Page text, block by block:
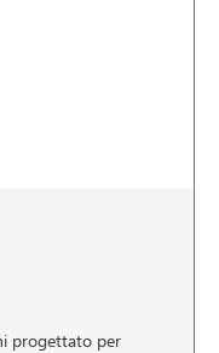
progettato per